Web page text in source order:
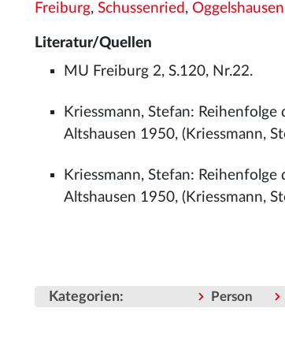
Freiburg, Schussenried , Oggelshausen
Literatur/Quellen
MU Freiburg 2, S.120, Nr.22.
Kriessmann, Stefan:
Altshausen 1950, (Kriessmann,
Kriessmann, Stefan:
Altshausen 1950, (Kriessmann,
Kategorien: Person